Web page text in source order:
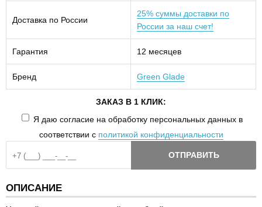
Доставка по России
25% суммы доставки по
России за наш счет!
Гарантия 12 месяцев
Бренд Green Glade
ЗАКАЗ В 1 КЛИК:
Я даю согласие на обработку персональных данных в
соответствии с политикой конфиденциальности
ОТПРАВИТЬ
ОПИСАНИЕ